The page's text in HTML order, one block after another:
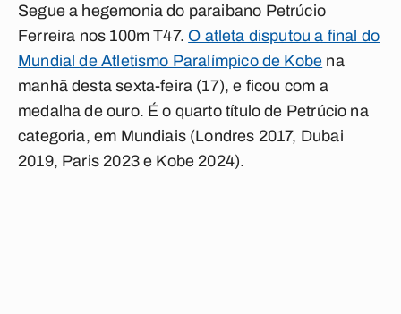
Segue a hegemonia do paraibano Petrúcio
Ferreira nos 100m T47. O atleta disputou a final do
Mundial de Atletismo Paralímpico de Kobe na
manhã desta sexta-feira (17), e ficou com a
medalha de ouro. É o quarto título de Petrúcio na
categoria, em Mundiais (Londres 2017, Dubai
2019, Paris 2023 e Kobe 2024).